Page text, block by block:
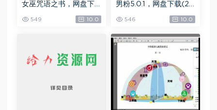
女巫咒语之书，网盘下
549 10.0
男粉5.0.1，网盘下载(25
546 10.0